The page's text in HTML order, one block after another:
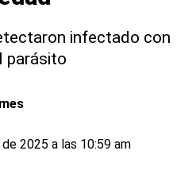
infectado con
parásito
2025 a las 10:59 am